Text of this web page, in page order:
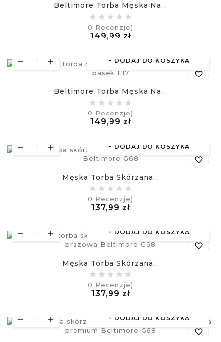
Beltimore Torba Męska Na...
0 Recenzje)
149,99 złCena
DODAJ DO KOSZYKA
favorite_border
Beltimore Torba Męska Na...
0 Recenzje)
149,99 złCena
DODAJ DO KOSZYKA
favorite_border
Męska Torba Skórzana...
0 Recenzje)
137,99 złCena
DODAJ DO KOSZYKA
favorite_border
Męska Torba Skórzana...
0 Recenzje)
137,99 złCena
DODAJ DO KOSZYKA
favorite_border